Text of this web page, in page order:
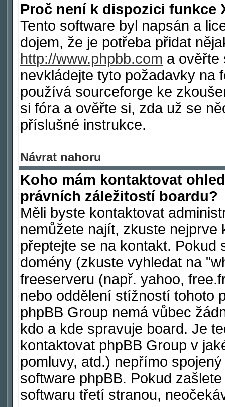
Proč není k dispozici funkce
Tento software byl napsán a
dojem, že je potřeba přidat
http://www.phpbb.com a ověřte
nevkládejte tyto požadavky na
používá sourceforge ke
si fóra a ověřte si, zda už se
příslušné instrukce.
Návrat nahoru
Koho mám kontaktovat
právních záležitostí boardu?
Měli byste kontaktovat
nemůžete najít, zkuste
přeptejte se na kontakt. Pokud
domény (zkuste vyhledat na
freeserveru (např. yahoo,
nebo oddělení stížností tohoto
phpBB Group nemá vůbec
kdo a kde spravuje board. Je
kontaktovat phpBB Group v
pomluvy, atd.) nepřímo
software phpBB. Pokud
softwaru třetí stranou,